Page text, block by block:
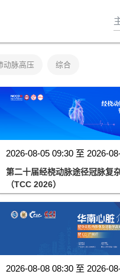
动脉高压 综合
2026-08-05 09:30 至 2026-
第二十届经桡动脉途径冠脉复
（TCC 2026）
2026-08-08 08:30 至 2026-